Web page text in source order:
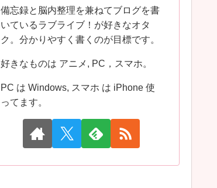
備忘録と脳内整理を兼ねてブログを書
いているラブライブ！が好きなオタ
ク。分かりやすく書くのが目標です。
好きなものは アニメ, PC，スマホ。
PC は Windows, スマホ は iPhone 使
ってます。